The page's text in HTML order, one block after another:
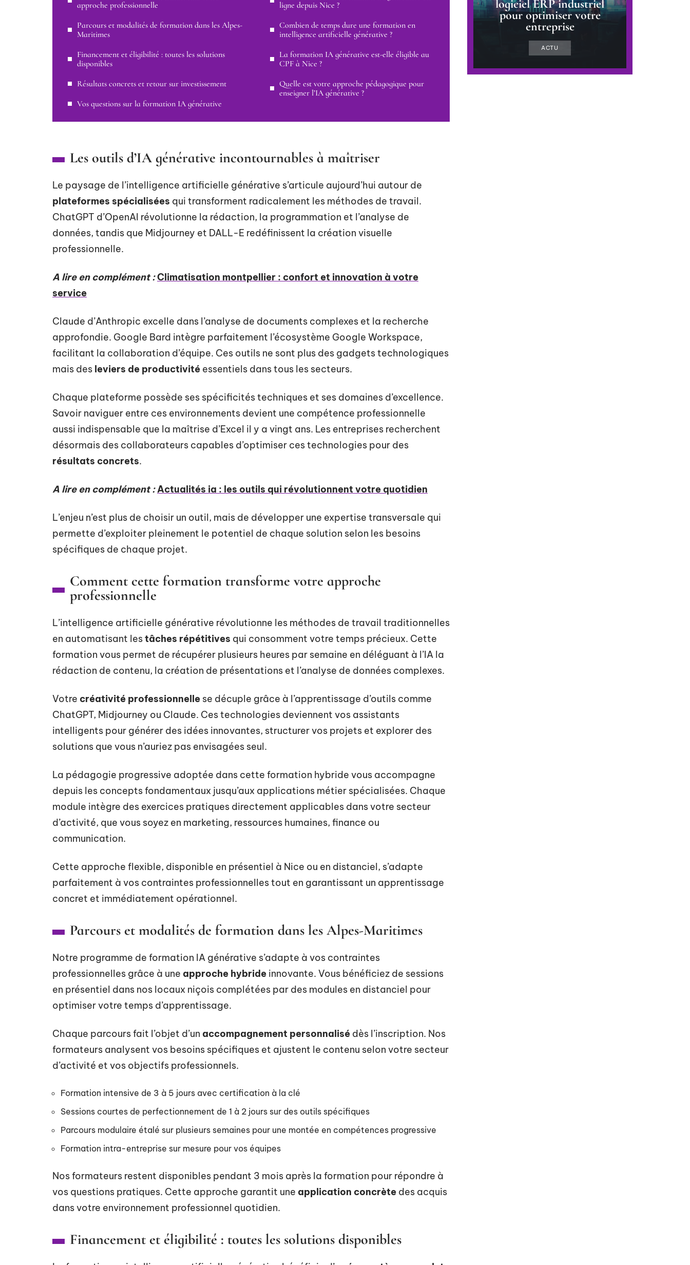
approche professionnelle
Parcours et modalités de formation dans les Alpes-
Maritimes
Financement et éligibilité : toutes les solutions
disponibles
Résultats concrets et retour sur investissement
Vos questions sur la formation IA générative
ligne depuis Nice ?
Combien de temps dure une formation en
intelligence artificielle générative ?
La formation IA générative est-elle éligible au
CPF à Nice ?
Quelle est votre approche pédagogique pour
enseigner l’IA générative ?
Les outils d’IA générative incontournables à maîtriser
Le paysage de l’intelligence artificielle générative s’articule aujourd’hui autour de
plateformes spécialisées qui transforment radicalement les méthodes de travail.
ChatGPT d’OpenAI révolutionne la rédaction, la programmation et l’analyse de
données, tandis que Midjourney et DALL-E redéfinissent la création visuelle
professionnelle.
A lire en complément :Climatisation montpellier : confort et innovation à votre
service
Claude d’Anthropic excelle dans l’analyse de documents complexes et la recherche
approfondie. Google Bard intègre parfaitement l’écosystème Google Workspace,
facilitant la collaboration d’équipe. Ces outils ne sont plus des gadgets technologiques
mais des leviers de productivité essentiels dans tous les secteurs.
Chaque plateforme possède ses spécificités techniques et ses domaines d’excellence.
Savoir naviguer entre ces environnements devient une compétence professionnelle
aussi indispensable que la maîtrise d’Excel il y a vingt ans. Les entreprises recherchent
désormais des collaborateurs capables d’optimiser ces technologies pour des
résultats concrets.
A lire en complément :Actualités ia : les outils qui révolutionnent votre quotidien
L’enjeu n’est plus de choisir un outil, mais de développer une expertise transversale qui
permette d’exploiter pleinement le potentiel de chaque solution selon les besoins
spécifiques de chaque projet.
Comment cette formation transforme votre approche
professionnelle
L’intelligence artificielle générative révolutionne les méthodes de travail traditionnelles
en automatisant lestâches répétitives qui consomment votre temps précieux. Cette
formation vous permet de récupérer plusieurs heures par semaine en déléguant à l’IA la
rédaction de contenu, la création de présentations et l’analyse de données complexes.
Votre créativité professionnelle se décuple grâce à l’apprentissage d’outils comme
ChatGPT, Midjourney ou Claude. Ces technologies deviennent vos assistants
intelligents pour générer des idées innovantes, structurer vos projets et explorer des
solutions que vous n’auriez pas envisagées seul.
La pédagogie progressive adoptée dans cette formation hybride vous accompagne
depuis les concepts fondamentaux jusqu’aux applications métier spécialisées. Chaque
module intègre des exercices pratiques directement applicables dans votre secteur
d’activité, que vous soyez en marketing, ressources humaines, finance ou
communication.
Cette approche flexible, disponible en présentiel à Nice ou en distanciel, s’adapte
parfaitement à vos contraintes professionnelles tout en garantissant un apprentissage
concret et immédiatement opérationnel.
Parcours et modalités de formation dans les Alpes-Maritimes
Notre programme de formation IA générative s’adapte à vos contraintes
professionnelles grâce à une approche hybride innovante. Vous bénéficiez de sessions
en présentiel dans nos locaux niçois complétées par des modules en distanciel pour
optimiser votre temps d’apprentissage.
Chaque parcours fait l’objet d’un accompagnement personnalisé dès l’inscription. Nos
formateurs analysent vos besoins spécifiques et ajustent le contenu selon votre secteur
d’activité et vos objectifs professionnels.
Formation intensive de 3 à 5 jours avec certification à la clé
Sessions courtes de perfectionnement de 1 à 2 jours sur des outils spécifiques
Parcours modulaire étalé sur plusieurs semaines pour une montée en compétences progressive
Formation intra-entreprise sur mesure pour vos équipes
Nos formateurs restent disponibles pendant 3 mois après la formation pour répondre à
vos questions pratiques. Cette approche garantit une application concrète des acquis
dans votre environnement professionnel quotidien.
Financement et éligibilité : toutes les solutions disponibles
logiciel ERP industriel
pour optimiser votre
entreprise
ACTU